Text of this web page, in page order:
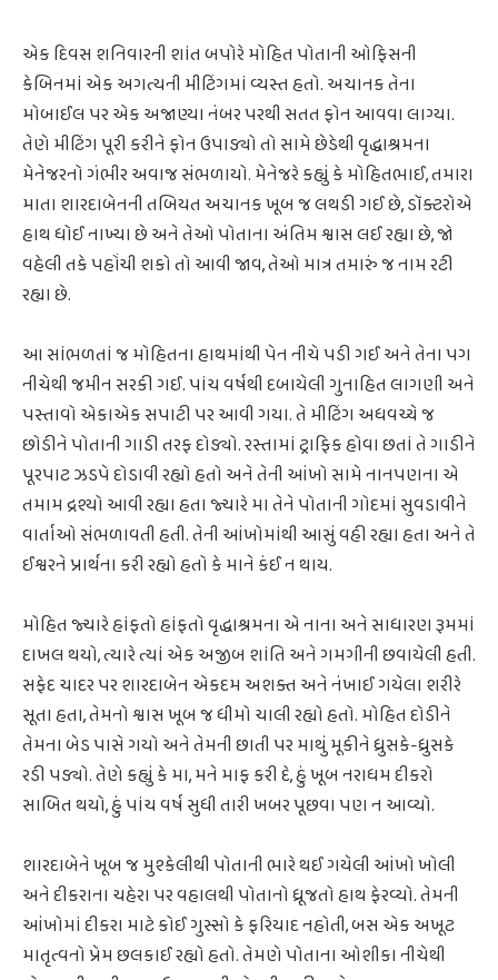
એક દિવસ શનિવારની શાંત બપોરે મોહિત પોતાની ઓફિસની
કેબિનમાં એક અગત્યની મીટિંગમાં વ્યસ્ત હતો. અચાનક તેના
મોબાઈલ પર એક અજાણ્યા નંબર પરથી સતત ફોન આવવા લાગ્યા.
તેણે મીટિંગ પૂરી કરીને ફોન ઉપાડ્યો તો સામે છેડેથી વૃદ્ધાશ્રમના
મેનેજરનો ગંભીર અવાજ સંભળાયો. મેનેજરે કહ્યું કે મોહિતભાઈ, તમારા
માતા શારદાબેનની તબિયત અચાનક ખૂબ જ લથડી ગઈ છે, ડૉક્ટરોએ
હાથ ધોઈ નાખ્યા છે અને તેઓ પોતાના અંતિમ શ્વાસ લઈ રહ્યા છે, જો
વહેલી તકે પહોંચી શકો તો આવી જાવ, તેઓ માત્ર તમારું જ નામ રટી
રહ્યા છે.
આ સાંભળતાં જ મોહિતના હાથમાંથી પેન નીચે પડી ગઈ અને તેના પગ
નીચેથી જમીન સરકી ગઈ. પાંચ વર્ષથી દબાયેલી ગુનાહિત લાગણી અને
પસ્તાવો એકાએક સપાટી પર આવી ગયા. તે મીટિંગ અધવચ્ચે જ
છોડીને પોતાની ગાડી તરફ દોડ્યો. રસ્તામાં ટ્રાફિક હોવા છતાં તે ગાડીને
પૂરપાટ ઝડપે દોડાવી રહ્યો હતો અને તેની આંખો સામે નાનપણના એ
તમામ દ્રશ્યો આવી રહ્યા હતા જ્યારે મા તેને પોતાની ગોદમાં સુવડાવીને
વાર્તાઓ સંભળાવતી હતી. તેની આંખોમાંથી આસું વહી રહ્યા હતા અને તે
ઈશ્વરને પ્રાર્થના કરી રહ્યો હતો કે માને કંઈ ન થાય.
મોહિત જ્યારે હાંફતો હાંફતો વૃદ્ધાશ્રમના એ નાના અને સાધારણ રૂમમાં
દાખલ થયો, ત્યારે ત્યાં એક અજીબ શાંતિ અને ગમગીની છવાયેલી હતી.
સફેદ ચાદર પર શારદાબેન એકદમ અશક્ત અને નંખાઈ ગયેલા શરીરે
સૂતા હતા, તેમનો શ્વાસ ખૂબ જ ધીમો ચાલી રહ્યો હતો. મોહિત દોડીને
તેમના બેડ પાસે ગયો અને તેમની છાતી પર માથું મૂકીને ધ્રુસકે-ધ્રુસકે
રડી પડ્યો. તેણે કહ્યું કે મા, મને માફ કરી દે, હું ખૂબ નરાધમ દીકરો
સાબિત થયો, હું પાંચ વર્ષ સુધી તારી ખબર પૂછવા પણ ન આવ્યો.
શારદાબેને ખૂબ જ મુશ્કેલીથી પોતાની ભારે થઈ ગયેલી આંખો ખોલી
અને દીકરાના ચહેરા પર વહાલથી પોતાનો ધ્રૂજતો હાથ ફેરવ્યો. તેમની
આંખોમાં દીકરા માટે કોઈ ગુસ્સો કે ફરિયાદ નહોતી, બસ એક અખૂટ
માતૃત્વનો પ્રેમ છલકાઈ રહ્યો હતો. તેમણે પોતાના ઓશીકા નીચેથી